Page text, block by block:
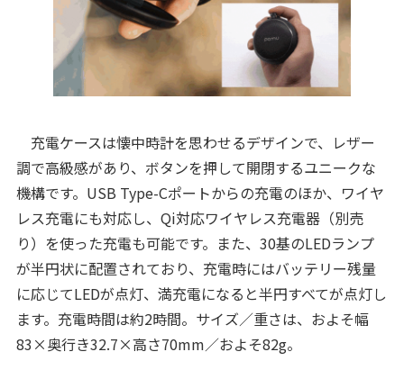
充電ケースは懐中時計を思わせるデザインで、レザー
調で高級感があり、ボタンを押して開閉するユニークな
機構です。USB Type-Cポートからの充電のほか、ワイヤ
レス充電にも対応し、Qi対応ワイヤレス充電器（別売
り）を使った充電も可能です。また、30基のLEDランプ
が半円状に配置されており、充電時にはバッテリー残量
に応じてLEDが点灯、満充電になると半円すべてが点灯し
ます。充電時間は約2時間。サイズ／重さは、およそ幅
83×奥行き32.7×高さ70mm／およそ82g。